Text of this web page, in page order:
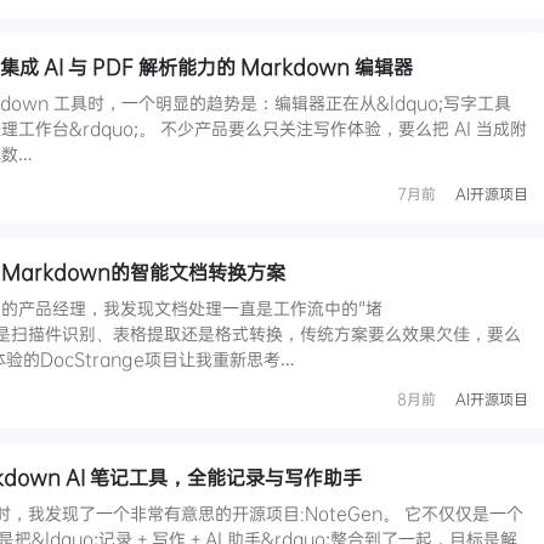
成 AI 与 PDF 解析能力的 Markdown 编辑器
工具时，一个明显的趋势是：编辑器正在从&ldquo;写字工具
作台&rdquo;。 不少产品要么只关注写作体验，要么把 AI 当成附
数…
7月前 AI开源项目
的智能文档转换方案
产品经理，我发现文档处理一直是工作流中的"堵
描件识别、表格提取还是格式转换，传统方案要么效果欠佳，要么
验的DocStrange项目让我重新思考…
8月前 AI开源项目
AI 笔记工具，全能记录与写作助手
，我发现了一个非常有意思的开源项目:NoteGen。 它不仅仅是一个
把&ldquo;记录 + 写作 + AI 助手&rdquo;整合到了一起，目标是解